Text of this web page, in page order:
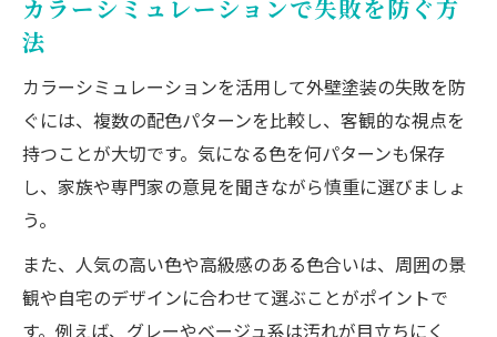
カラーシミュレーションで失敗を防ぐ方
法
カラーシミュレーションを活用して外壁塗装の失敗を防
ぐには、複数の配色パターンを比較し、客観的な視点を
持つことが大切です。気になる色を何パターンも保存
し、家族や専門家の意見を聞きながら慎重に選びましょ
う。
また、人気の高い色や高級感のある色合いは、周囲の景
観や自宅のデザインに合わせて選ぶことがポイントで
す。例えば、グレーやベージュ系は汚れが目立ちにく